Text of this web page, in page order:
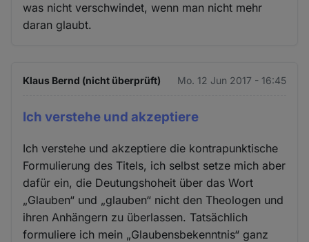
was nicht verschwindet, wenn man nicht mehr
daran glaubt.
Klaus Bernd (nicht überprüft) Mo. 12 Jun 2017 - 16:45
Ich verstehe und akzeptiere
Ich verstehe und akzeptiere die kontrapunktische
Formulierung des Titels, ich selbst setze mich aber
dafür ein, die Deutungshoheit über das Wort
„Glauben“ und „glauben“ nicht den Theologen und
ihren Anhängern zu überlassen. Tatsächlich
formuliere ich mein „Glaubensbekenntnis“ ganz